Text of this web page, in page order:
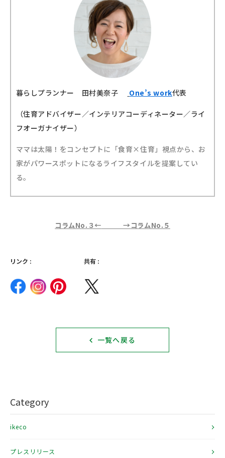
暮らしプランナー 田村美奈子 One’s work代表
（住育アドバイザー／インテリアコーディネーター／ライ
フオーガナイザー）
ママは太陽！をコンセプトに「食育×住育」視点から、お
家がパワースポットになるライフスタイルを提案してい
る。
コラムNo.３← →コラムNo.５
リンク : 共有 :
一覧へ戻る
Category
ikeco
プレスリリース